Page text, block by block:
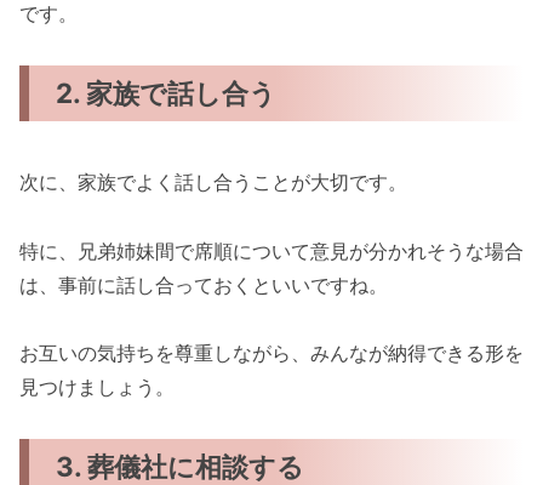
です。
2. 家族で話し合う
次に、家族でよく話し合うことが大切です。
特に、兄弟姉妹間で席順について意見が分かれそうな場合
は、事前に話し合っておくといいですね。
お互いの気持ちを尊重しながら、みんなが納得できる形を
見つけましょう。
3. 葬儀社に相談する